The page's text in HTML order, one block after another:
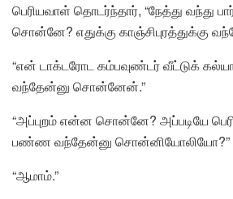
பெரியவாள் தொடர்ந்தார், “நேத்து வந்து
சொன்னே? எதுக்கு காஞ்சிபுரத்துக்கு
“என் டாக்டரோட கம்பவுண்டர் வீட்டுக்
வந்தேன்னு சொன்னேன்.”
“அப்புறம் என்ன சொன்னே? அப்படியே
பண்ண வந்தேன்னு சொன்னியோலியோ?”
“ஆமாம்.”